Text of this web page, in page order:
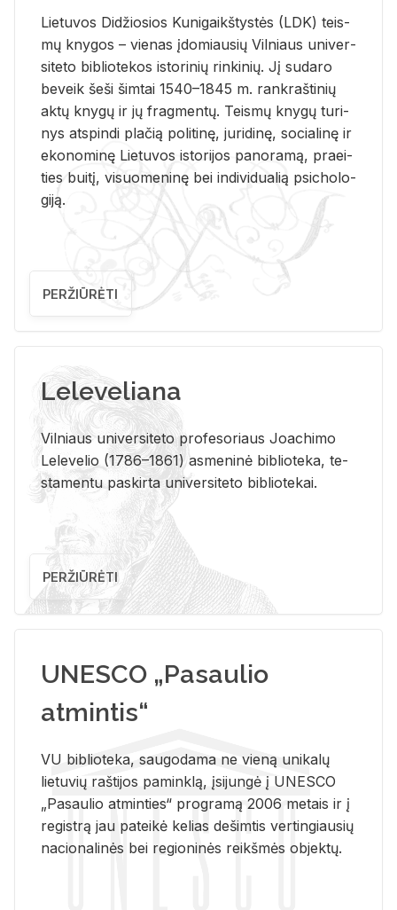
Lie­tu­vos Di­džio­sios Ku­ni­gaikš­tys­tės (LDK) teis­
mų kny­gos – vie­nas įdo­miau­sių Vil­niaus uni­ver­
si­te­to bi­b­lio­te­kos is­to­ri­nių rin­ki­nių. Jį su­da­ro
be­veik šeši šim­tai 1540–1845 m. rank­raš­ti­nių
aktų kny­gų ir jų frag­men­tų. Teis­mų kny­gų tu­ri­
nys at­spin­di pla­čią po­li­ti­nę, ju­ri­di­nę, so­cia­li­nę ir
eko­no­mi­nę Lie­tu­vos is­to­ri­jos pa­no­ra­mą, pra­ei­
ties bui­tį, vi­suo­me­ni­nę bei in­di­vi­dua­lią psi­cho­lo­
gi­ją.
PERŽIŪRĖTI
Leleveliana
Vil­niaus uni­ver­si­te­to pro­fe­so­riaus Jo­a­chi­mo
Le­le­ve­lio (1786–1861) as­me­ni­nė bi­b­lio­te­ka, te­
sta­men­tu pa­skir­ta uni­ver­si­te­to bi­b­lio­te­kai.
PERŽIŪRĖTI
UNESCO „Pasaulio
atmintis“
VU biblioteka, saugodama ne vieną unikalų
lietuvių raštijos paminklą, įsijungė į UNESCO
„Pasaulio atminties“ programą 2006 metais ir į
registrą jau pateikė kelias dešimtis vertingiausių
nacionalinės bei regioninės reikšmės objektų.